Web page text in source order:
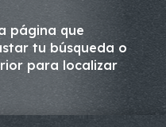
página que
tu búsqueda o
para localizar